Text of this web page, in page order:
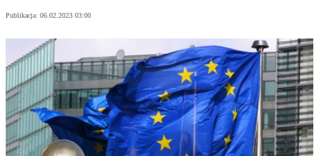
Publikacja: 06.02.2023 03:00